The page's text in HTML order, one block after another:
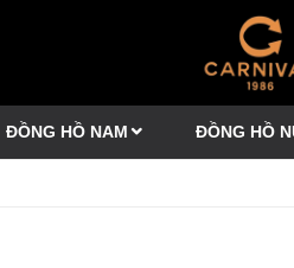
ĐỒNG HỒ NAM ĐỒNG HỒ